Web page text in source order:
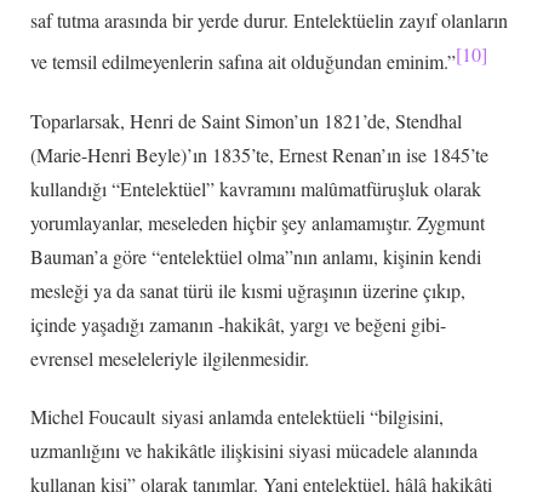
saf tutma arasında bir yerde durur. Entelektüelin zayıf olanların
ve temsil edilmeyenlerin safına ait olduğundan eminim.”[10]
Toparlarsak, Henri de Saint Simon’un 1821’de, Stendhal
(Marie-Henri Beyle)’ın 1835’te, Ernest Renan’ın ise 1845’te
kullandığı “Entelektüel” kavramını malûmatfüruşluk olarak
yorumlayanlar, meseleden hiçbir şey anlamamıştır. Zygmunt
Bauman’a göre “entelektüel olma”nın anlamı, kişinin kendi
mesleği ya da sanat türü ile kısmi uğraşının üzerine çıkıp,
içinde yaşadığı zamanın -hakikât, yargı ve beğeni gibi-
evrensel meseleleriyle ilgilenmesidir.
Michel Foucault siyasi anlamda entelektüeli “bilgisini,
uzmanlığını ve hakikâtle ilişkisini siyasi mücadele alanında
kullanan kişi” olarak tanımlar. Yani entelektüel, hâlâ hakikâti